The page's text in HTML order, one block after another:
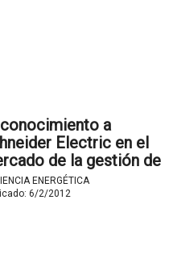
a
Electric en el
de la gestión de
para
de datos.
ENERGÉTICA
6/2/2012